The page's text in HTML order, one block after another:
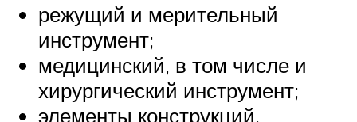
режущий и мерительный
инструмент;
медицинский, в том числе и
хирургический инструмент;
элементы конструкций,